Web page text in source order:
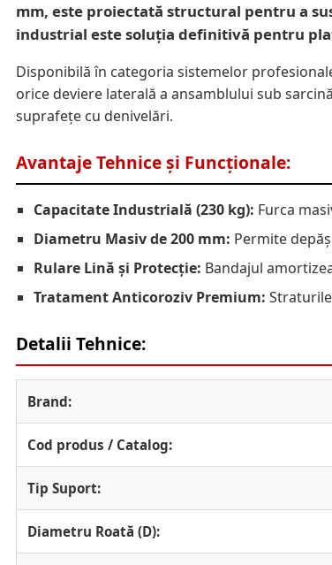
mm, este proiectată structural pentru a
industrial este soluția definitivă pentru
Disponibilă în categoria sistemelor
orice deviere laterală a ansamblului sub
suprafețe cu denivelări.
Avantaje Tehnice și Funcționale:
Capacitate Industrială (230 kg): Furca
Diametru Masiv de 200 mm: Permite
Rulare Lină și Protecție: Bandajul
Tratament Anticoroziv Premium:
Detalii Tehnice:
Brand:
Cod produs / Catalog:
Tip Suport:
Diametru Roată (D):